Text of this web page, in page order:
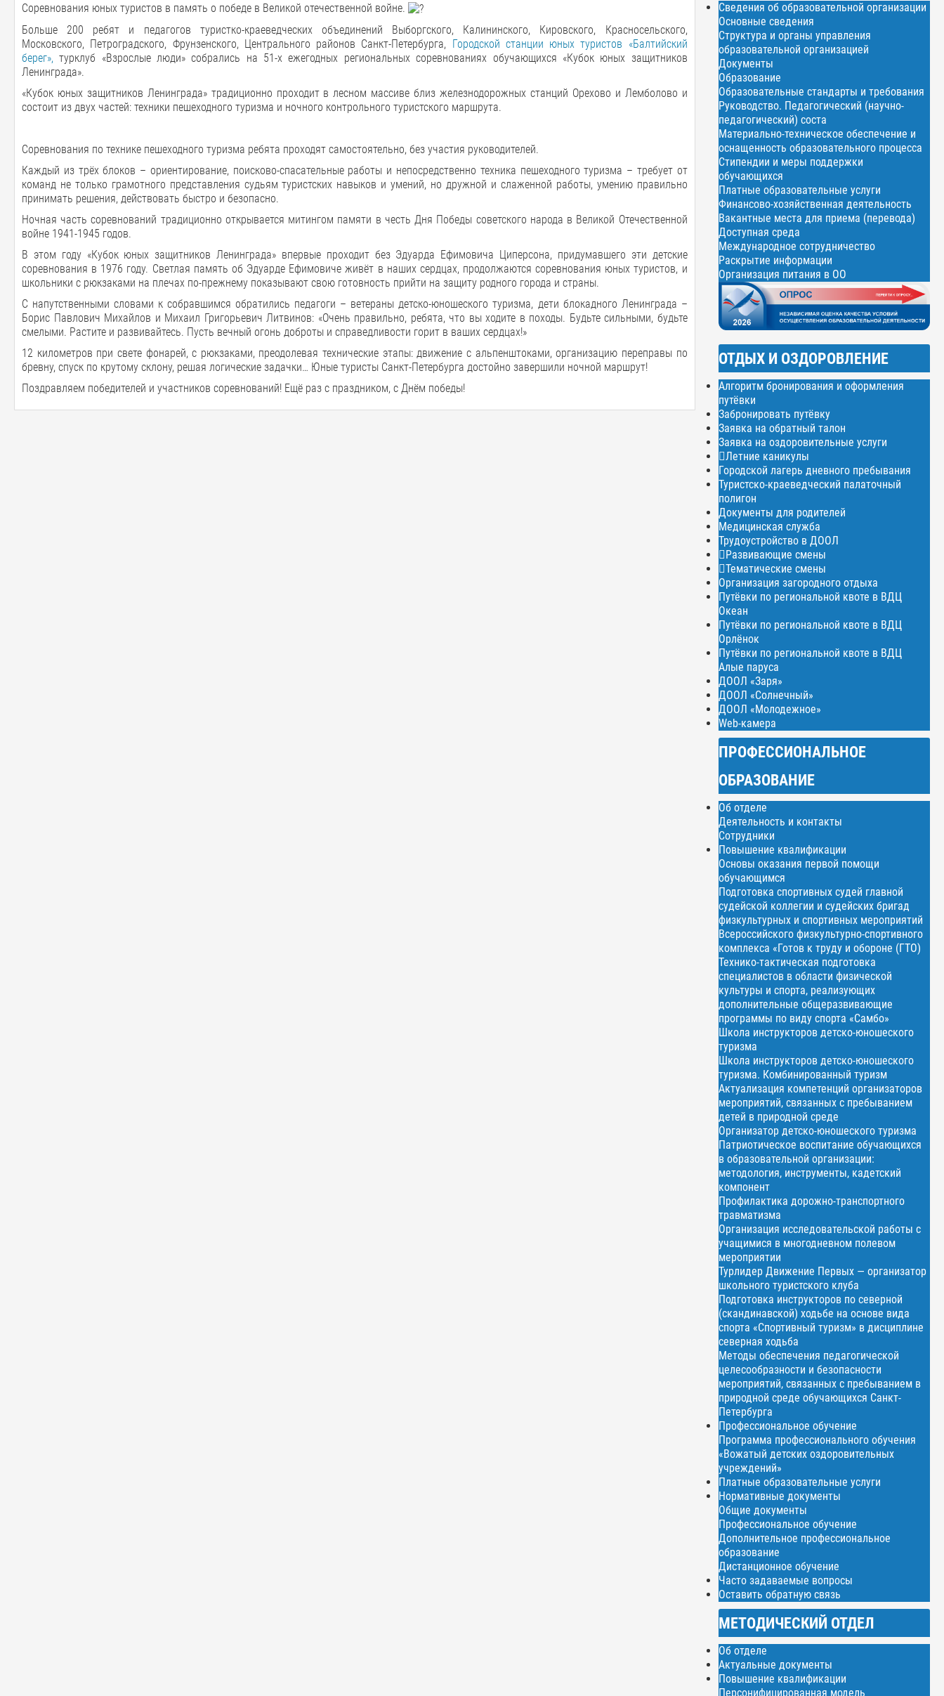
Соревнования юных туристов в память о победе в Великой отечественной войне.
Больше 200 ребят и педагогов туристко-краеведческих объединений Выборгского, Калининского, Кировского, Красносельского,
Московского, Петроградского, Фрунзенского, Центрального районов Санкт-Петербурга, Городской станции юных туристов «Балтийский
берег», турклуб «Взрослые люди» собрались на 51-х ежегодных региональных соревнованиях обучающихся «Кубок юных защитников
Ленинграда».
«Кубок юных защитников Ленинграда» традиционно проходит в лесном массиве близ железнодорожных станций Орехово и Лемболово и
состоит из двух частей: техники пешеходного туризма и ночного контрольного туристского маршрута.
Соревнования по технике пешеходного туризма ребята проходят самостоятельно, без участия руководителей.
Каждый из трёх блоков – ориентирование, поисково-спасательные работы и непосредственно техника пешеходного туризма – требует от
команд не только грамотного представления судьям туристских навыков и умений, но дружной и слаженной работы, умению правильно
принимать решения, действовать быстро и безопасно.
Ночная часть соревнований традиционно открывается митингом памяти в честь Дня Победы советского народа в Великой Отечественной
войне 1941-1945 годов.
В этом году «Кубок юных защитников Ленинграда» впервые проходит без Эдуарда Ефимовича Циперсона, придумавшего эти детские
соревнования в 1976 году. Светлая память об Эдуарде Ефимовиче живёт в наших сердцах, продолжаются соревнования юных туристов, и
школьники с рюкзаками на плечах по-прежнему показывают свою готовность прийти на защиту родного города и страны.
С напутственными словами к собравшимся обратились педагоги – ветераны детско-юношеского туризма, дети блокадного Ленинграда –
Борис Павлович Михайлов и Михаил Григорьевич Литвинов: «Очень правильно, ребята, что вы ходите в походы. Будьте сильными, будьте
смелыми. Растите и развивайтесь. Пусть вечный огонь доброты и справедливости горит в ваших сердцах!»
12 километров при свете фонарей, с рюкзаками, преодолевая технические этапы: движение с альпенштоками, организацию переправы по
бревну, спуск по крутому склону, решая логические задачки… Юные туристы Санкт-Петербурга достойно завершили ночной маршрут!
Поздравляем победителей и участников соревнований! Ещё раз с праздником, с Днём победы!
Сведения об образовательной организации
Основные сведения
Структура и органы управления
образовательной организацией
Документы
Образование
Образовательные стандарты и требования
Руководство. Педагогический (научно-
педагогический) соста
Материально-техническое обеспечение и
оснащенность образовательного процесса
Стипендии и меры поддержки
обучающихся
Платные образовательные услуги
Финансово-хозяйственная деятельность
Вакантные места для приема (перевода)
Доступная среда
Международное сотрудничество
Раскрытие информации
Организация питания в ОО
ОТДЫХ И ОЗДОРОВЛЕНИЕ
Алгоритм бронирования и оформления
путёвки
Забронировать путёвку
Заявка на обратный талон
Заявка на оздоровительные услуги
Летние каникулы
Городской лагерь дневного пребывания
Туристско-краеведческий палаточный
полигон
Документы для родителей
Медицинская служба
Трудоустройство в ДООЛ
Развивающие смены
Тематические смены
Организация загородного отдыха
Путёвки по региональной квоте в ВДЦ
Океан
Путёвки по региональной квоте в ВДЦ
Орлёнок
Путёвки по региональной квоте в ВДЦ
Алые паруса
ДООЛ «Заря»
ДООЛ «Солнечный»
ДООЛ «Молодежное»
Web-камера
ПРОФЕССИОНАЛЬНОЕ
ОБРАЗОВАНИЕ
Об отделе
Деятельность и контакты
Сотрудники
Повышение квалификации
Основы оказания первой помощи
обучающимся
Подготовка спортивных судей главной
судейской коллегии и судейских бригад
физкультурных и спортивных мероприятий
Всероссийского физкультурно-спортивного
комплекса «Готов к труду и обороне (ГТО)
Технико-тактическая подготовка
специалистов в области физической
культуры и спорта, реализующих
дополнительные общеразвивающие
программы по виду спорта «Самбо»
Школа инструкторов детско-юношеского
туризма
Школа инструкторов детско-юношеского
туризма. Комбинированный туризм
Актуализация компетенций организаторов
мероприятий, связанных с пребыванием
детей в природной среде
Организатор детско-юношеского туризма
Патриотическое воспитание обучающихся
в образовательной организации:
методология, инструменты, кадетский
компонент
Профилактика дорожно-транспортного
травматизма
Организация исследовательской работы с
учащимися в многодневном полевом
мероприятии
Турлидер Движение Первых — организатор
школьного туристского клуба
Подготовка инструкторов по северной
(скандинавской) ходьбе на основе вида
спорта «Спортивный туризм» в дисциплине
северная ходьба
Методы обеспечения педагогической
целесообразности и безопасности
мероприятий, связанных с пребыванием в
природной среде обучающихся Санкт-
Петербурга
Профессиональное обучение
Программа профессионального обучения
«Вожатый детских оздоровительных
учреждений»
Платные образовательные услуги
Нормативные документы
Общие документы
Профессиональное обучение
Дополнительное профессиональное
образование
Дистанционное обучение
Часто задаваемые вопросы
Оставить обратную связь
МЕТОДИЧЕСКИЙ ОТДЕЛ
Об отделе
Актуальные документы
Повышение квалификации
Персонифицированная модель